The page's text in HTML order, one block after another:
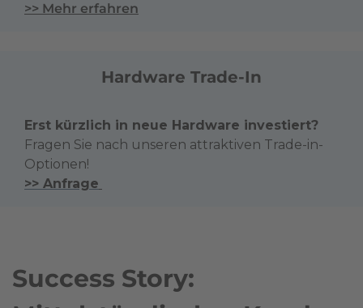
>> Mehr erfahren
Hardware Trade-In
Erst kürzlich in neue Hardware investiert?
Fragen Sie nach unseren attraktiven Trade-in-
Optionen!
>> Anfrage
Success Story: